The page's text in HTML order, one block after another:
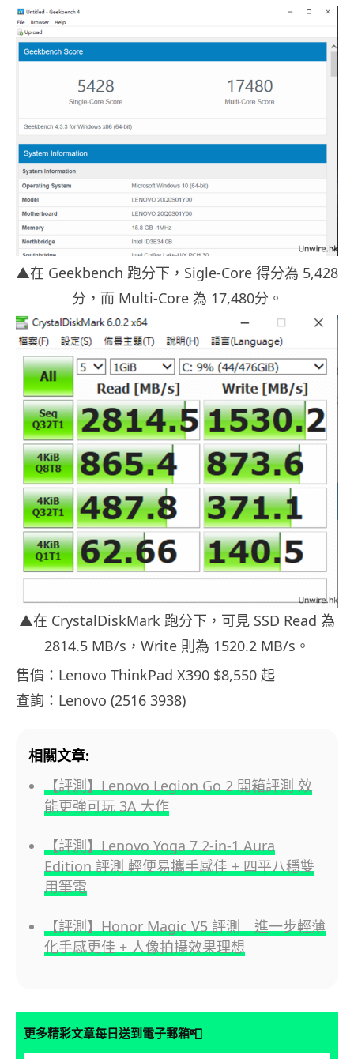
▲在 Geekbench 跑分下，Sigle-Core 得分為 5,428
分，而 Multi-Core 為 17,480分。
▲在 CrystalDiskMark 跑分下，可見 SSD Read 為
2814.5 MB/s，Write 則為 1520.2 MB/s。
售價：Lenovo ThinkPad X390 $8,550 起
查詢：Lenovo (2516 3938)
相關文章:
【評測】Lenovo Legion Go 2 開箱評測 效
能更強可玩 3A 大作
【評測】Lenovo Yoga 7 2-in-1 Aura
Edition 評測 輕便易攜手感佳 + 四平八穩雙
用筆電
【評測】Honor Magic V5 評測 進一步輕薄
化手感更佳 + 人像拍攝效果理想
更多精彩文章每日送到電子郵箱📮